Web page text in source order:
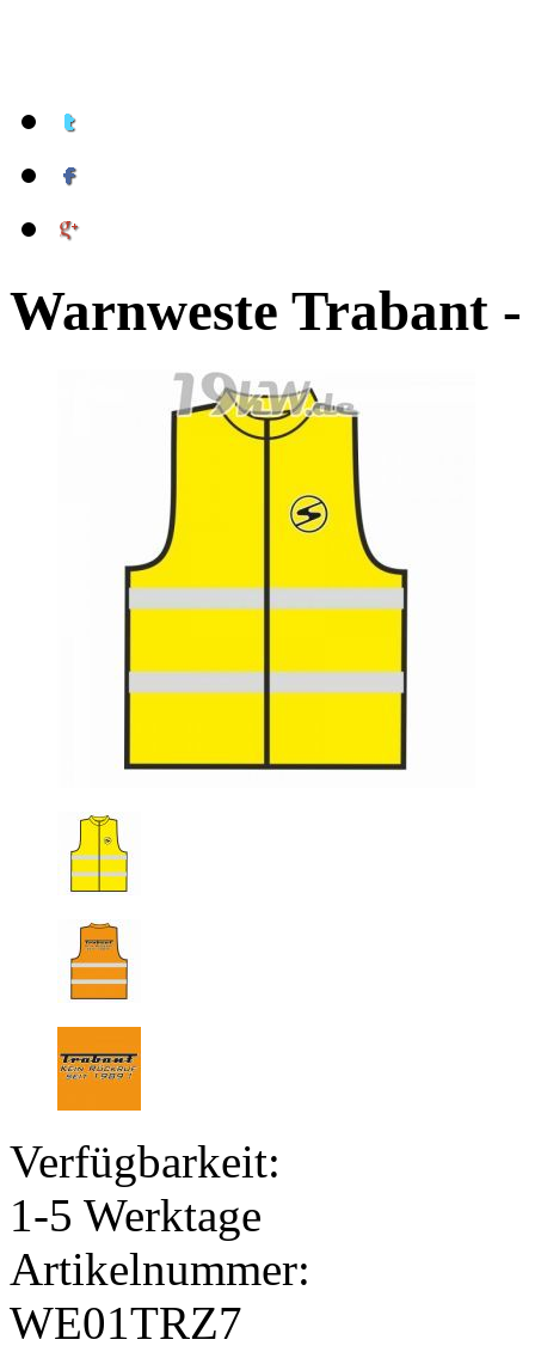
Warnweste Trabant
Verfügbarkeit:
1-5 Werktage
Artikelnummer:
WE01TRZ7